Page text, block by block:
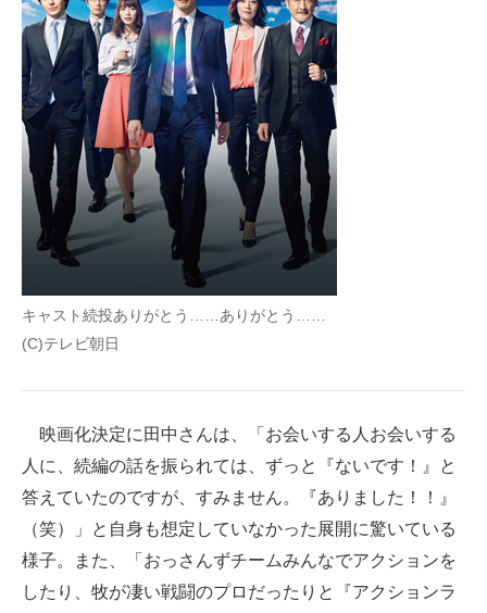
キャスト続投ありがとう……ありがとう……
(C)テレビ朝日
映画化決定に田中さんは、「お会いする人お会いする
人に、続編の話を振られては、ずっと『ないです！』と
答えていたのですが、すみません。『ありました！！』
（笑）」と自身も想定していなかった展開に驚いている
様子。また、「おっさんずチームみんなでアクションを
したり、牧が凄い戦闘のプロだったりと『アクションラ